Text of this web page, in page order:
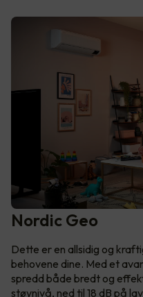
Nordic Geo
Dette er en allsidig og
behovene dine. Med et
spredd både bredt og
støynivå, ned til 18 dB på